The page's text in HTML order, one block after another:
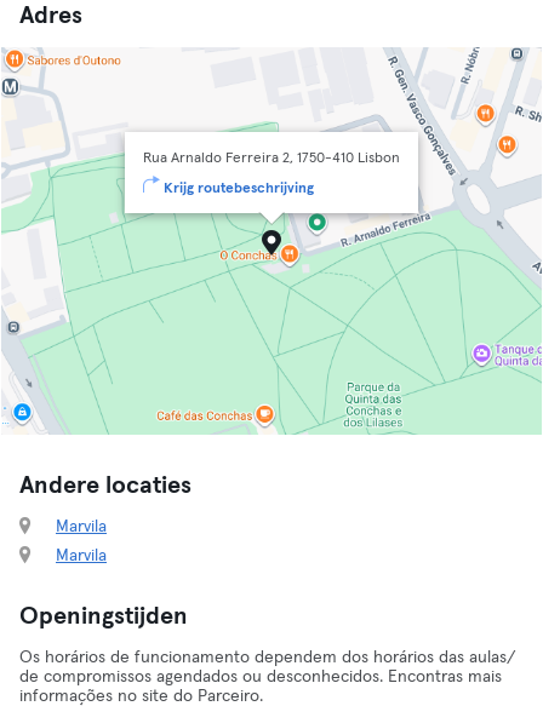
Adres
Rua Arnaldo Ferreira 2, 1750-410 Lisbon
Krijg routebeschrijving
Andere locaties
Marvila
Marvila
Openingstijden
Os horários de funcionamento dependem dos horários das aulas/
de compromissos agendados ou desconhecidos. Encontras mais
informações no site do Parceiro.